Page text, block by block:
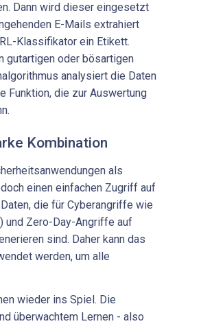
Dann wird dieser eingesetzt
E-Mails extrahiert
Klassifikator ein Etikett.
gutartigen oder bösartigen
analysiert die Daten
Funktion, die zur Auswertung
Kombination
als
einen einfachen Zugriff auf
die für Cyberangriffe wie
und Zero-Day-Angriffe auf
sind. Daher kann das
werden, um alle
wieder ins Spiel. Die
überwachtem Lernen - also